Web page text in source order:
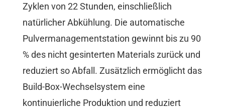
Zyklen von 22 Stunden, einschließlich
natürlicher Abkühlung. Die automatische
Pulvermanagementstation gewinnt bis zu 90
% des nicht gesinterten Materials zurück und
reduziert so Abfall. Zusätzlich ermöglicht das
Build-Box-Wechselsystem eine
kontinuierliche Produktion und reduziert